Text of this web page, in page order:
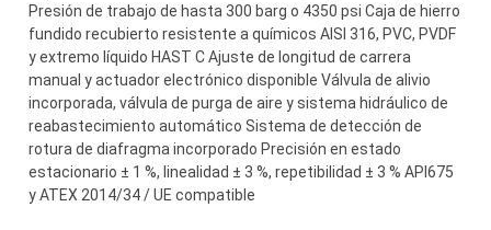
Presión de trabajo de hasta 300 barg o 4350 psi Caja de hierro
fundido recubierto resistente a químicos AISI 316, PVC, PVDF
y extremo líquido HAST C Ajuste de longitud de carrera
manual y actuador electrónico disponible Válvula de alivio
incorporada, válvula de purga de aire y sistema hidráulico de
reabastecimiento automático Sistema de detección de
rotura de diafragma incorporado Precisión en estado
estacionario ± 1 %, linealidad ± 3 %, repetibilidad ± 3 % API675
y ATEX 2014/34 / UE compatible